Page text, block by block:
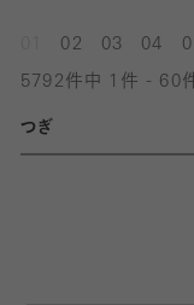
02 03 04
5792件中 1件 - 60
つぎ